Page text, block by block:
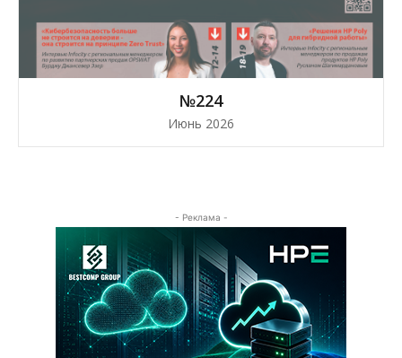
№224
Июнь 2026
- Реклама -